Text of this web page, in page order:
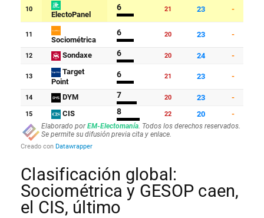
Clasificación global:
Sociométrica y GESOP caen,
el CIS, último